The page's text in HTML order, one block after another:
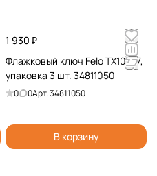
1 930 ₽
Флажковый ключ Felo TX10x37,
упаковка 3 шт. 34811050
0 0Арт.34811050
В корзину